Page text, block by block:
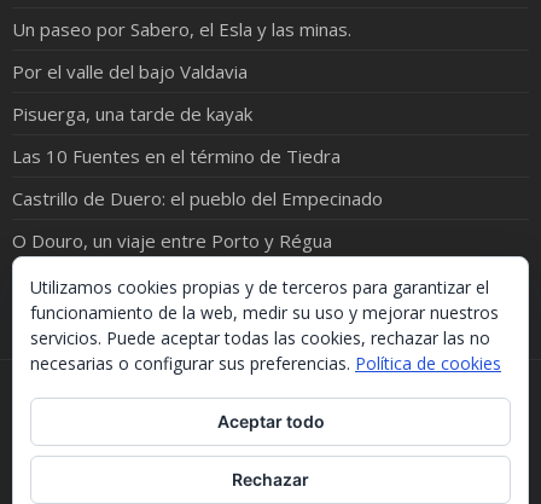
Un paseo por Sabero, el Esla y las minas.
Por el valle del bajo Valdavia
Pisuerga, una tarde de kayak
Las 10 Fuentes en el término de Tiedra
Castrillo de Duero: el pueblo del Empecinado
O Douro, un viaje entre Porto y Régua
Tierras de Lara: Entre suaves Mamblas y duras Peñas
Si necesitas algo de este blog puedes cogerlo, lo único
que te pido es que menciones la procedencia. Gracias.
Should you need something from this blog, just take it.
The only thing I'd ask you is to mention this site. Many
Utilizamos cookies propias y de terceros para garantizar el
funcionamiento de la web, medir su uso y mejorar nuestros
servicios. Puede aceptar todas las cookies, rechazar las no
necesarias o configurar sus preferencias. Política de cookies
Aceptar todo
Rechazar